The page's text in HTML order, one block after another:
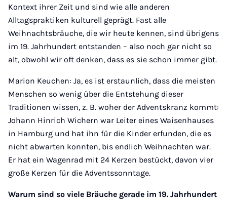
Kontext ihrer Zeit und sind wie alle anderen
Alltagspraktiken kulturell geprägt. Fast alle
Weihnachtsbräuche, die wir heute kennen, sind übrigens
im 19. Jahrhundert entstanden – also noch gar nicht so
alt, obwohl wir oft denken, dass es sie schon immer gibt.
Marion Keuchen: Ja, es ist erstaunlich, dass die meisten
Menschen so wenig über die Entstehung dieser
Traditionen wissen, z. B. woher der Adventskranz kommt:
Johann Hinrich Wichern war Leiter eines Waisenhauses
in Hamburg und hat ihn für die Kinder erfunden, die es
nicht abwarten konnten, bis endlich Weihnachten war.
Er hat ein Wagenrad mit 24 Kerzen bestückt, davon vier
große Kerzen für die Adventssonntage.
Warum sind so viele Bräuche gerade im 19. Jahrhundert